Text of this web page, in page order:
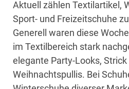
Aktuell zählen Textilartikel,
Sport- und Freizeitschuhe
Generell waren diese
im Textilbereich stark
elegante Party-Looks, Strick
Weihnachtspullis. Bei